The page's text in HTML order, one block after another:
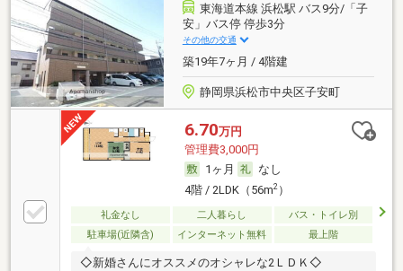
東海道本線 浜松駅 バス9分/「子
安」バス停 停歩3分
その他の交通
築19年7ヶ月 / 4階建
静岡県浜松市中央区子安町
6.70万円
管理費3,000円
1ヶ月
なし
4階 / 2LDK（56m2）
礼金なし 二人暮らし
バス・トイレ別
駐車場(近隣含)
インターネット無料 最上階
◇新婚さんにオススメのオシャレな2ＬＤＫ◇